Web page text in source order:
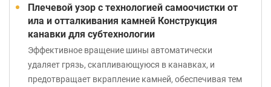
Плечевой узор с технологией самоочистки от
ила и отталкивания камней Конструкция
канавки для субтехнологии
Эффективное вращение шины автоматически
удаляет грязь, скапливающуюся в канавках, и
предотвращает вкрапление камней, обеспечивая тем